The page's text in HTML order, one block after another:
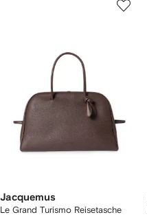
Jacquemus
Le Grand Turismo Reisetasche